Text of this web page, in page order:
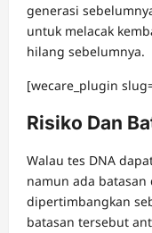
generasi
untuk melacak
hilang sebelumnya.
[wecare_plugin
Risiko Dan
Walau tes DNA
namun ada
dipertimbangkan
batasan tersebut